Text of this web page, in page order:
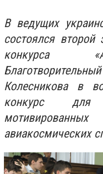
В ведущих
состоялся второй
конкурса
Колесникова в
конкурс
авиакосмических